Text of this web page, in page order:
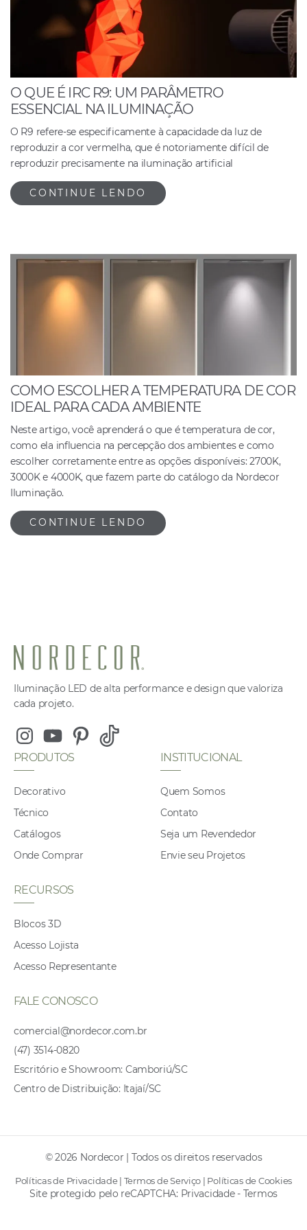
O QUE É IRC R9: UM PARÂMETRO
ESSENCIAL NA ILUMINAÇÃO
O R9 refere-se especificamente à capacidade da luz de
reproduzir a cor vermelha, que é notoriamente difícil de
reproduzir precisamente na iluminação artificial
CONTINUE LENDO
COMO ESCOLHER A TEMPERATURA DE COR
IDEAL PARA CADA AMBIENTE
Neste artigo, você aprenderá o que é temperatura de cor,
como ela influencia na percepção dos ambientes e como
escolher corretamente entre as opções disponíveis: 2700K,
3000K e 4000K, que fazem parte do catálogo da Nordecor
Iluminação.
CONTINUE LENDO
Iluminação LED de alta performance e design que valoriza
cada projeto.
InstagramYoutubePinterest
Tiktok
PRODUTOS
Decorativo
Técnico
Catálogos
Onde Comprar
INSTITUCIONAL
Quem Somos
Contato
Seja um Revendedor
Envie seu Projetos
RECURSOS
Blocos 3D
Acesso Lojista
Acesso Representante
FALE CONOSCO
comercial@nordecor.com.br
(47) 3514-0820
Escritório e Showroom: Camboriú/SC
Centro de Distribuição: Itajaí/SC
© 2026 Nordecor | Todos os direitos reservados
Políticas de Privacidade| Termos de Serviço | Políticas de Cookies
Site protegido pelo reCAPTCHA: Privacidade- Termos